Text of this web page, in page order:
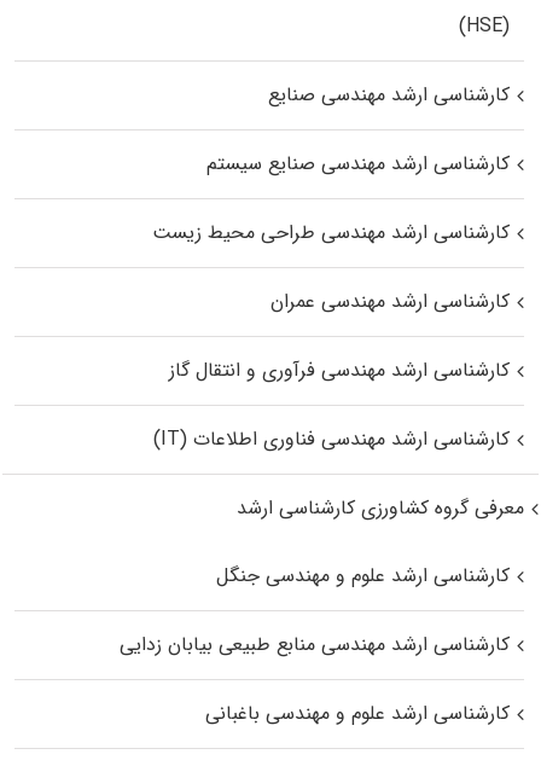
(HSE)
کارشناسی ارشد مهندسی صنایع
کارشناسی ارشد مهندسی صنایع سیستم
کارشناسی ارشد مهندسی طراحی محیط زیست
کارشناسی ارشد مهندسی عمران
کارشناسی ارشد مهندسی فرآوری و انتقال گاز
کارشناسی ارشد مهندسی فناوری اطلاعات (IT)
معرفی گروه کشاورزی کارشناسی ارشد
کارشناسی ارشد علوم و مهندسی جنگل
کارشناسی ارشد مهندسی منابع طبیعی بیابان زدایی
کارشناسی ارشد علوم و مهندسی باغبانی